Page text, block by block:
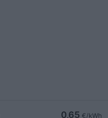
0,65 €/kWh